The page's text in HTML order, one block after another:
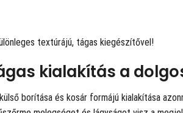
textúrájú, tágas kiegészítővel!
kialakítás a
borítása és kosár formájú kialakítása